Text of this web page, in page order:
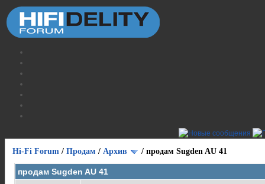
Hi-Fi Forum / Продам / Архив / продам Sugden AU 41
продам Sugden AU 41